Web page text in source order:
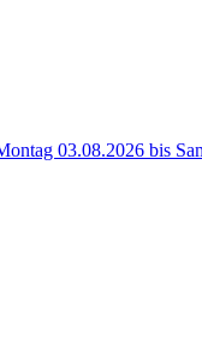
03.08.2026 bis